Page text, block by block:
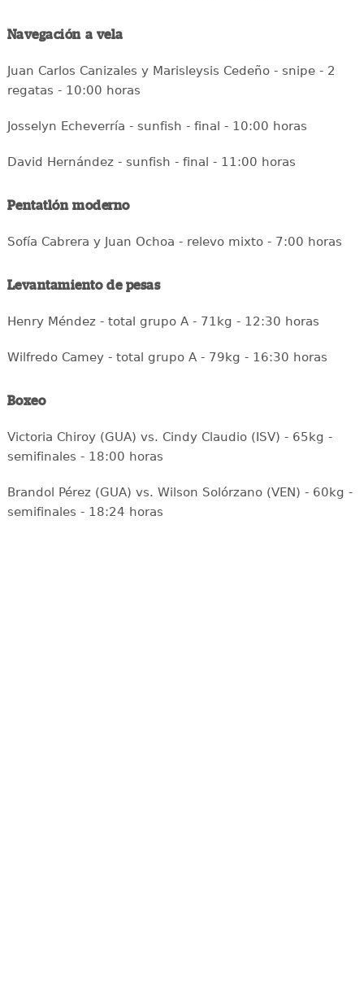
Navegación a vela
Juan Carlos Canizales y Marisleysis Cedeño - snipe - 2
regatas - 10:00 horas
Josselyn Echeverría - sunfish - final - 10:00 horas
David Hernández - sunfish - final - 11:00 horas
Pentatlón moderno
Sofía Cabrera y Juan Ochoa - relevo mixto - 7:00 horas
Levantamiento de pesas
Henry Méndez - total grupo A - 71kg - 12:30 horas
Wilfredo Camey - total grupo A - 79kg - 16:30 horas
Boxeo
Victoria Chiroy (GUA) vs. Cindy Claudio (ISV) - 65kg -
semifinales - 18:00 horas
Brandol Pérez (GUA) vs. Wilson Solórzano (VEN) - 60kg -
semifinales - 18:24 horas